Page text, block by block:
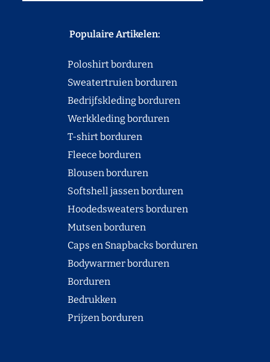
Populaire Artikelen:
Poloshirt borduren
Sweatertruien borduren
Bedrijfskleding borduren
Werkkleding borduren
T-shirt borduren
Fleece borduren
Blousen borduren
Softshell jassen borduren
Hoodedsweaters borduren
Mutsen borduren
Caps en Snapbacks borduren
Bodywarmer borduren
Borduren
Bedrukken
Prijzen borduren